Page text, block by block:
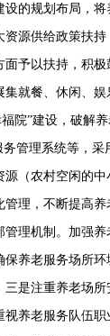
设的规划布局，
资源供给政策扶
予以扶持，积
就餐、休闲、
院”建设，破解
管理系统等，
（农村空闲的
管理，不断提高养
管理机制。加强
养老服务场所
是注重养老场
养老服务队伍